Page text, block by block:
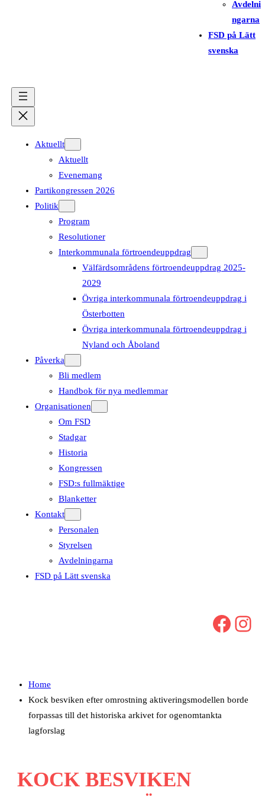
Avdelni
ngarna
FSD på Lätt
svenska
Aktuellt
Aktuellt
Evenemang
Partikongressen 2026
Politik
Program
Resolutioner
Interkommunala förtroendeuppdrag
Välfärdsområdens förtroendeuppdrag 2025-
2029
Övriga interkommunala förtroendeuppdrag i
Österbotten
Övriga interkommunala förtroendeuppdrag i
Nyland och Åboland
Påverka
Bli medlem
Handbok för nya medlemmar
Organisationen
Om FSD
Stadgar
Historia
Kongressen
FSD:s fullmäktige
Blanketter
Kontakt
Personalen
Styrelsen
Avdelningarna
FSD på Lätt svenska
Facebook Instagram
Home
Kock besviken efter omrostning aktiveringsmodellen borde
forpassas till det historiska arkivet for ogenomtankta
lagforslag
KOCK BESVIKEN